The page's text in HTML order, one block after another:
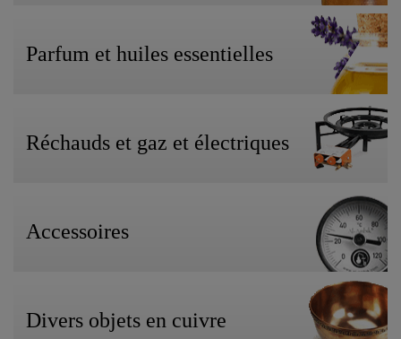
Parfum et huiles essentielles
Réchauds et gaz et électriques
Accessoires
Divers objets en cuivre